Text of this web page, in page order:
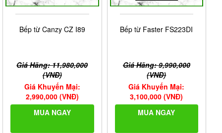
Bếp từ Canzy CZ I89
Giá Hãng: 11,980,000
(VNĐ)
Giá Khuyến Mại:
2,990,000 (VNĐ)
MUA NGAY
Bếp từ Faster FS223DI
Giá Hãng: 9,990,000
(VNĐ)
Giá Khuyến Mại:
3,100,000 (VNĐ)
MUA NGAY